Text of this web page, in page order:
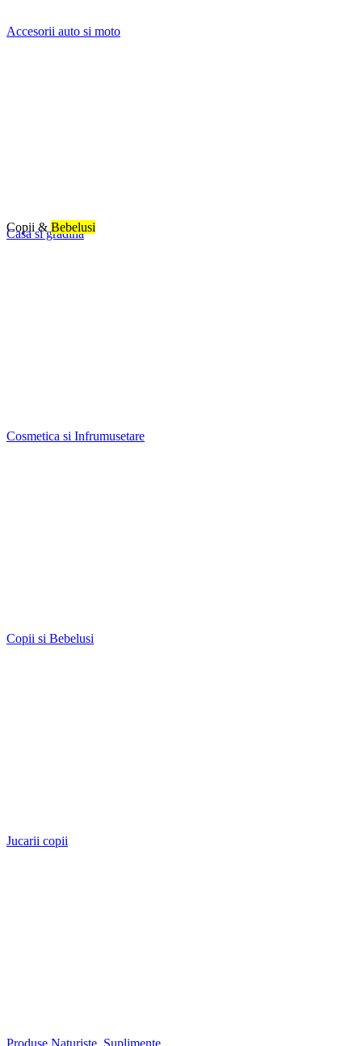
Accesorii auto si moto
Casa si gradina
Cosmetica si Infrumusetare
Copii si Bebelusi
Jucarii copii
Produse Naturiste, Suplimente
Copii & Bebelusi